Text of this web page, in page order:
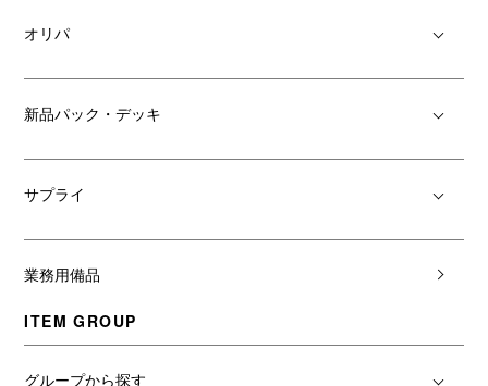
オリパ
新品パック・デッキ
サプライ
業務用備品
ITEM GROUP
グループから探す